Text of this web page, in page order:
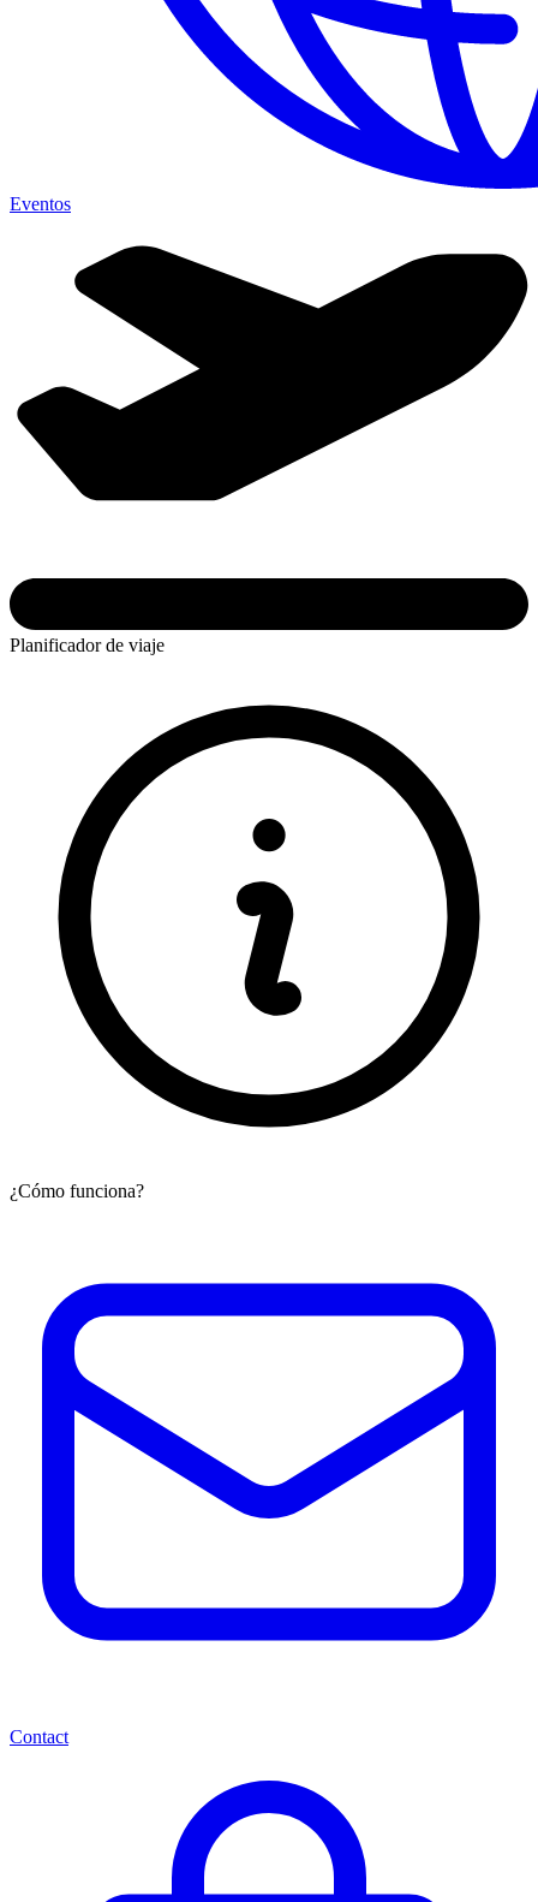
Eventos
Planificador de viaje
¿Cómo funciona?
Contact